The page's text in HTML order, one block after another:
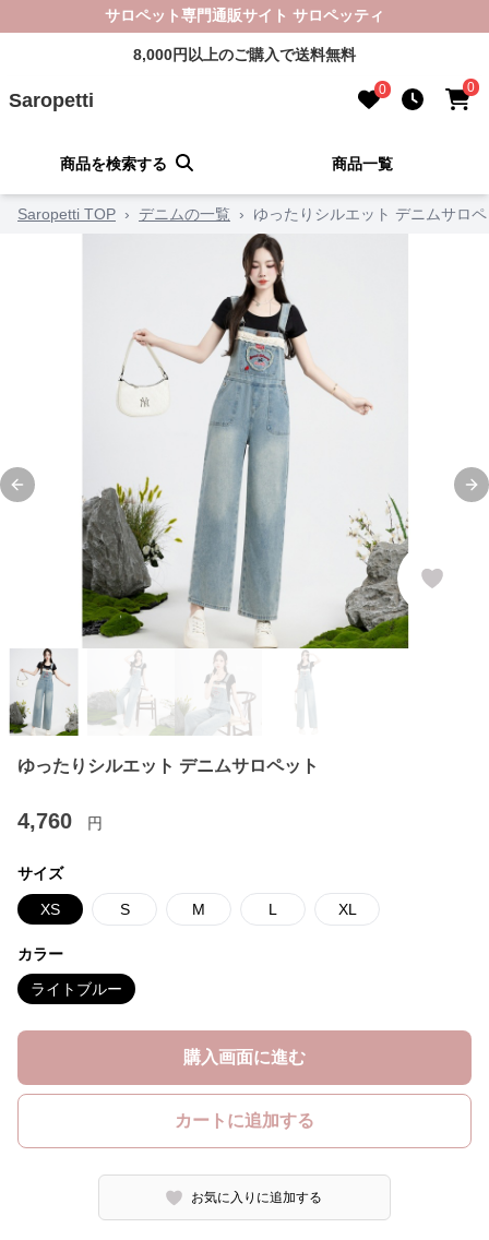
サロペット専門通販サイト サロペッティ
8,000円以上のご購入で送料無料
Saropetti 0 0
商品を検索する 商品一覧
Saropetti TOP › デニムの一覧 › ゆったりシルエット デニムサロ
Previous slide
ゆったりシルエット デニムサロペット
4,760 円
サイズ
XS S M L XL
カラー
ライトブルー
購入画面に進む
カートに追加する
お気に入りに追加する